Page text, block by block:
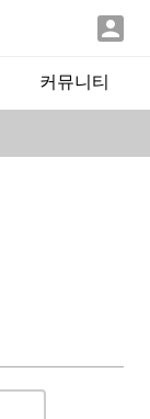

커뮤니티